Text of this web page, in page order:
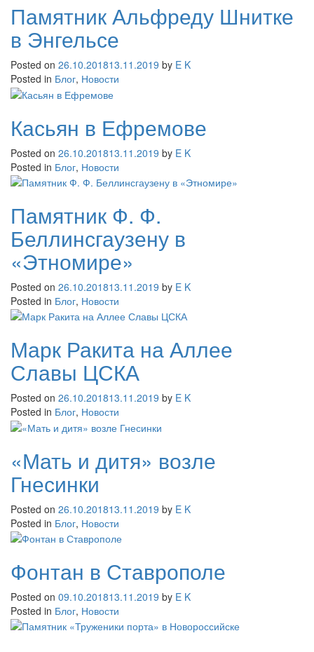
Памятник Альфреду Шнитке
в Энгельсе
Posted on 26.10.201813.11.2019 by E K
Posted in Блог, Новости
Касьян в Ефремове
Posted on 26.10.201813.11.2019 by E K
Posted in Блог, Новости
Памятник Ф. Ф.
Беллинсгаузену в
«Этномире»
Posted on 26.10.201813.11.2019 by E K
Posted in Блог, Новости
Марк Ракита на Аллее
Славы ЦСКА
Posted on 26.10.201813.11.2019 by E K
Posted in Блог, Новости
«Мать и дитя» возле
Гнесинки
Posted on 26.10.201813.11.2019 by E K
Posted in Блог, Новости
Фонтан в Ставрополе
Posted on 09.10.201813.11.2019 by E K
Posted in Блог, Новости